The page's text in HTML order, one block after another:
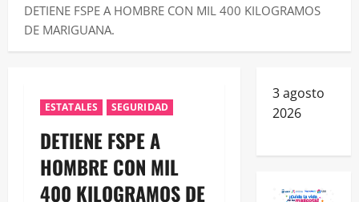
DETIENE FSPE A HOMBRE CON MIL 400 KILOGRAMOS
DE MARIGUANA.
ESTATALES SEGURIDAD
DETIENE FSPE A
HOMBRE CON MIL
400 KILOGRAMOS DE
3 agosto
2026